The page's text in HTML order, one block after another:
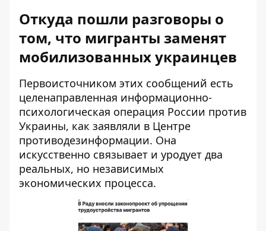
Откуда пошли разговоры о
том, что мигранты заменят
мобилизованных украинцев
Первоисточником этих сообщений есть
целенаправленная информационно-
психологическая операция России против
Украины, как заявляли в Центре
противодезинформации. Она
искусственно связывает и уродует два
реальных, но независимых
экономических процесса.